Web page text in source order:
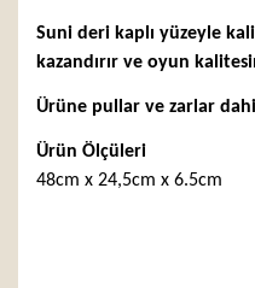
Suni deri kaplı yüzeyle
kazandırır ve oyun
Ürüne pullar ve zarlar
Ürün Ölçüleri
48cm x 24,5cm x 6.5cm